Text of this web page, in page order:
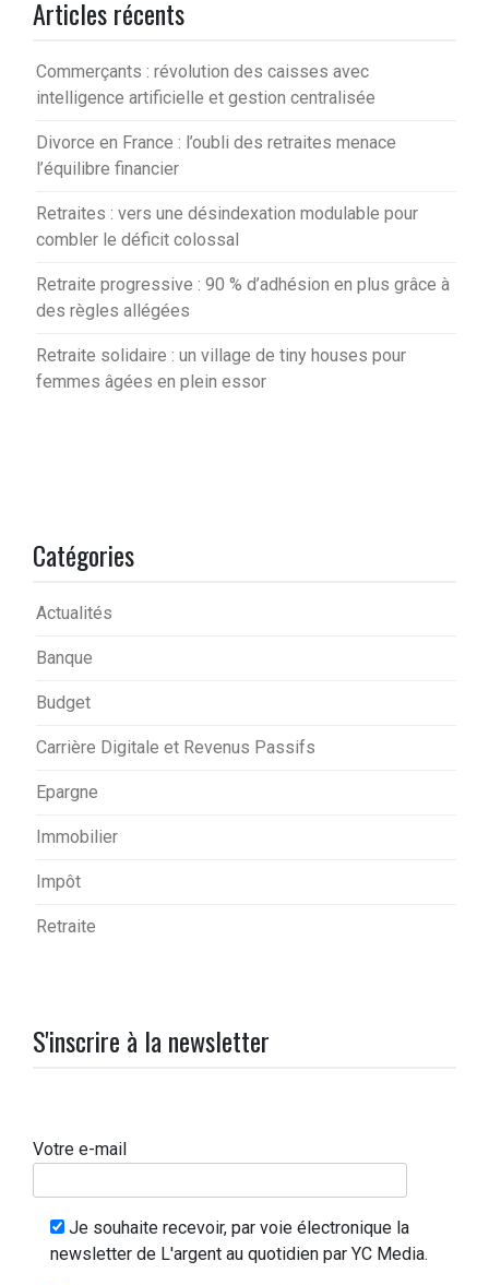
Articles récents
Commerçants : révolution des caisses avec
intelligence artificielle et gestion centralisée
Divorce en France : l’oubli des retraites menace
l’équilibre financier
Retraites : vers une désindexation modulable pour
combler le déficit colossal
Retraite progressive : 90 % d’adhésion en plus grâce à
des règles allégées
Retraite solidaire : un village de tiny houses pour
femmes âgées en plein essor
Catégories
Actualités
Banque
Budget
Carrière Digitale et Revenus Passifs
Epargne
Immobilier
Impôt
Retraite
S'inscrire à la newsletter
Votre e-mail
Je souhaite recevoir, par voie électronique la
newsletter de L'argent au quotidien par YC Media.